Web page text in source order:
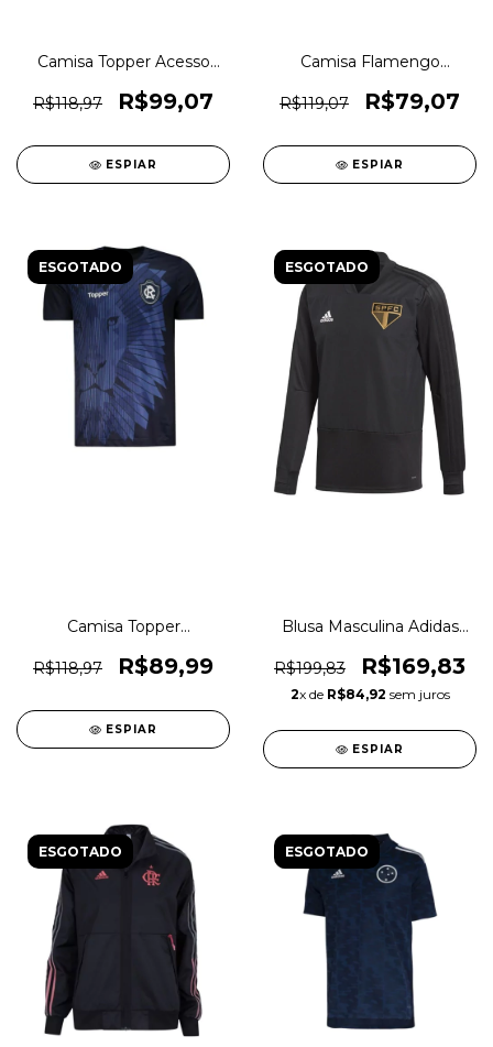
Camisa Topper Acesso
Original 1magnus
R$118,97 R$99,07
ESPIAR
Camisa Flamengo
Original 1magnus
R$119,07 R$79,07
ESPIAR
ESGOTADO
Camisa Topper
Remo Leão 2018 Original
1magnus
R$118,97 R$89,99
ESPIAR
ESGOTADO
Blusa Masculina Adidas
Original 1magnus
R$199,83 R$169,83
2x de R$84,92 sem juros
ESPIAR
ESGOTADO ESGOTADO